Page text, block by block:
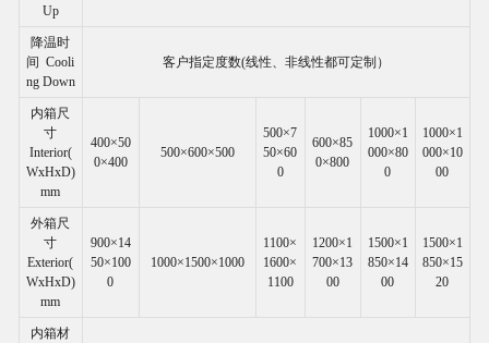
Up
降温时
间 Cooli
ng Down
客户指定度数(线性、非线性都可定制）
内箱尺
寸
Interior(
WxHxD)
mm
400×50
0×400
500×600×500
500×7
50×60
0
600×85
0×800
1000×1
000×80
0
1000×1
000×10
00
外箱尺
寸
Exterior(
WxHxD)
mm
900×14
50×100
0
1000×1500×1000
1100×
1600×
1100
1200×1
700×13
00
1500×1
850×14
00
1500×1
850×15
20
内箱材